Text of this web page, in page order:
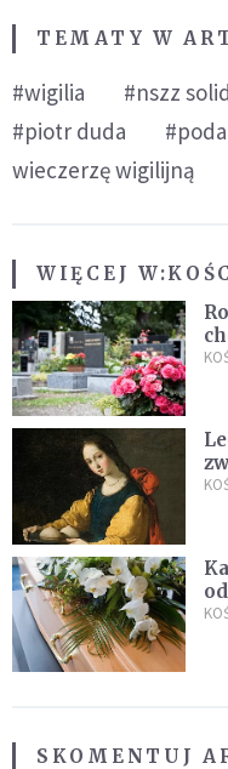
TEMATY W
#wigilia #nszz
#piotr duda
wieczerzę wigilijną
WIĘCEJ W:
SKOMENTUJ